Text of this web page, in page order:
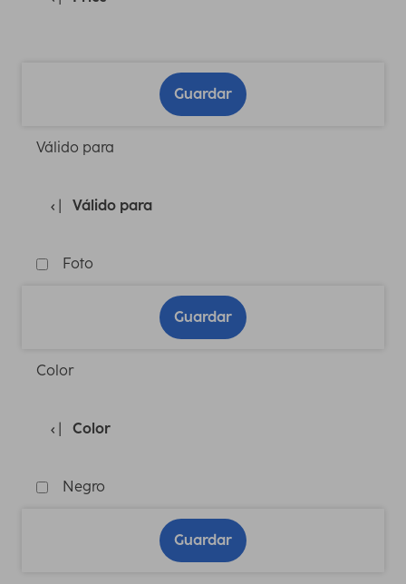
Guardar
Válido para
Válido para
Foto
Guardar
Color
Color
Negro
Guardar